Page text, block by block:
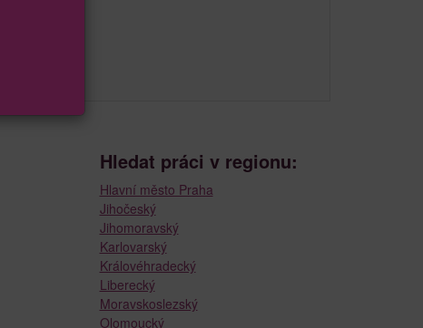
Hledat práci v regionu:
Hlavní město Praha
Jihočeský
Jihomoravský
Karlovarský
Královéhradecký
Liberecký
Moravskoslezský
Olomoucký